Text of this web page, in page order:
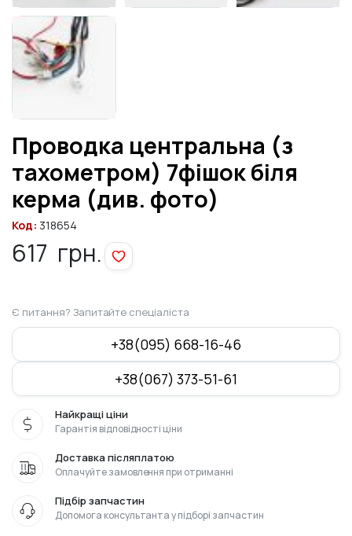
Проводка центральна (з
тахометром) 7фішок біля
керма (див. фото)
Код: 318654
617 грн.
Є питання? Запитайте спеціаліста
+38(095) 668-16-46
+38(067) 373-51-61
Найкращі ціни
Гарантія відповідності ціни
Доставка післяплатою
Оплачуйте замовлення при отриманні
Підбір запчастин
Допомога консультанта у підборі запчастин